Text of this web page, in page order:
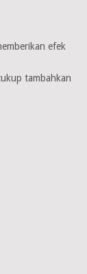
efek
tambahkan